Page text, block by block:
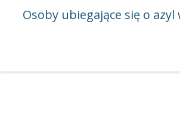
Osoby ubiegające się o